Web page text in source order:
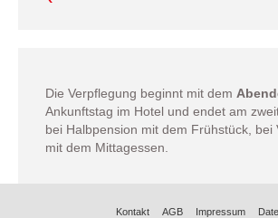
Die Verpflegung beginnt mit dem
Ankunftstag im Hotel und endet am
bei Halbpension mit dem Frühstück, bei
mit dem Mittagessen.
Kontakt AGB Impressum